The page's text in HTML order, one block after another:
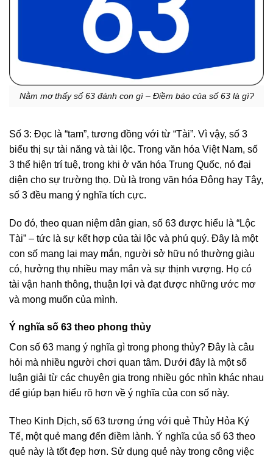
Nằm mơ thấy số 63 đánh con gì – Điềm báo của số 63 là gì?
Số 3: Đọc là “tam”, tương đồng với từ “Tài”. Vì vậy, số 3
biểu thị sự tài năng và tài lộc. Trong văn hóa Việt Nam, số
3 thể hiện trí tuệ, trong khi ở văn hóa Trung Quốc, nó đại
diện cho sự trường thọ. Dù là trong văn hóa Đông hay Tây,
số 3 đều mang ý nghĩa tích cực.
Do đó, theo quan niệm dân gian, số 63 được hiểu là “Lộc
Tài” – tức là sự kết hợp của tài lộc và phú quý. Đây là một
con số mang lại may mắn, người sở hữu nó thường giàu
có, hưởng thụ nhiều may mắn và sự thịnh vượng. Họ có
tài vận hanh thông, thuận lợi và đạt được những ước mơ
và mong muốn của mình.
Ý nghĩa số 63 theo phong thủy
Con số 63 mang ý nghĩa gì trong phong thủy? Đây là câu
hỏi mà nhiều người chơi quan tâm. Dưới đây là một số
luận giải từ các chuyên gia trong nhiều góc nhìn khác nhau
để giúp bạn hiểu rõ hơn về ý nghĩa của con số này.
Theo Kinh Dịch, số 63 tương ứng với quẻ Thủy Hỏa Ký
Tế, một quẻ mang đến điềm lành. Ý nghĩa của số 63 theo
quẻ này là tốt đẹp hơn. Sử dụng quẻ này trong công việc